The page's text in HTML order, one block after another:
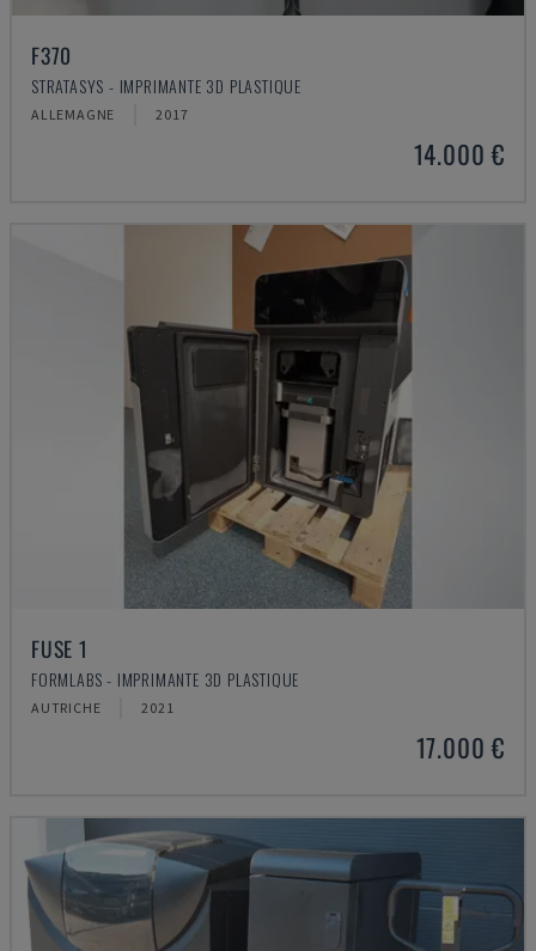
F370
STRATASYS - IMPRIMANTE 3D PLASTIQUE
ALLEMAGNE 2017
14.000 €
FUSE 1
FORMLABS - IMPRIMANTE 3D PLASTIQUE
AUTRICHE 2021
17.000 €